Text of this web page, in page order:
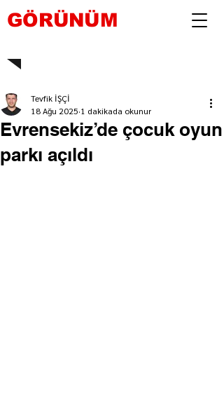
GÖRÜNÜM
Evrensekiz’de çocuk oyun
parkı açıldı
Tevfik İŞÇİ
18 Ağu 2025 1 dakikada okunur